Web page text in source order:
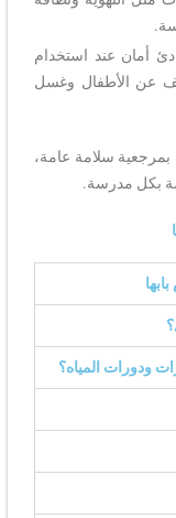
أمان عند استخدام
عن الأطفال وغسل
سلامة عامة،
بكل مدرسة.
ودورات المياه؟